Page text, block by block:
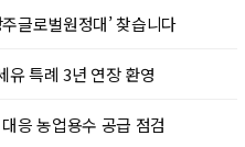
글로벌원정대’ 찾습니다
유 특례 3년 연장 환영
응 농업용수 공급 점검